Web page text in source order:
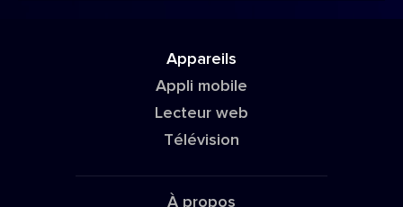
Appareils
Appli mobile
Lecteur web
Télévision
À propos